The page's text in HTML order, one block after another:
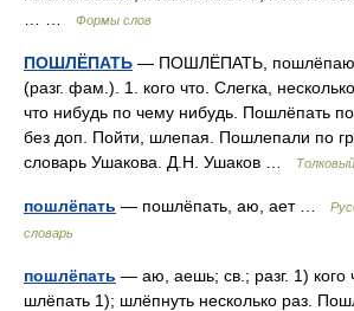
Формы слов
ПОШЛЁПАТЬ — ПОШЛЁПАТЬ, пошлёпаю,
(разг. фам.). 1. кого что. Слегка,
что нибудь по чему нибудь. Пошлёпать по
без доп. Пойти, шлепая. Пошлепали по
словарь Ушакова. Д.Н. Ушаков …
пошлёпать — пошлёпать, аю, ает …
словарь
пошлёпать — аю, аешь; св.; разг. 1) кого
шлёпать 1); шлёпнуть несколько раз.